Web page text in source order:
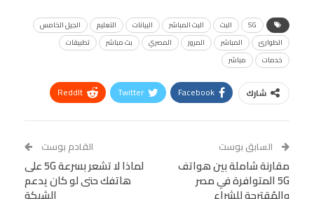
5G البث البث المباشر البيانات التعليم
الجيل الخامس
الطوارئ
المباشر المرور المصري بث مباشر
تطبيقات
خدمات
مباشر
شارك Facebook
Twitter
ReddIt
Tumblr
البريد الإلكتروني
StumbleUpon
VK
Digg
LINE
BlackBerry
Viber
السابق بوست
مقارنة شاملة بين هواتف
5G المتوافرة في مصر
القادم بوست
لماذا لا تشعر بسرعة 5G على
هاتفك حتى لو كان يدعم